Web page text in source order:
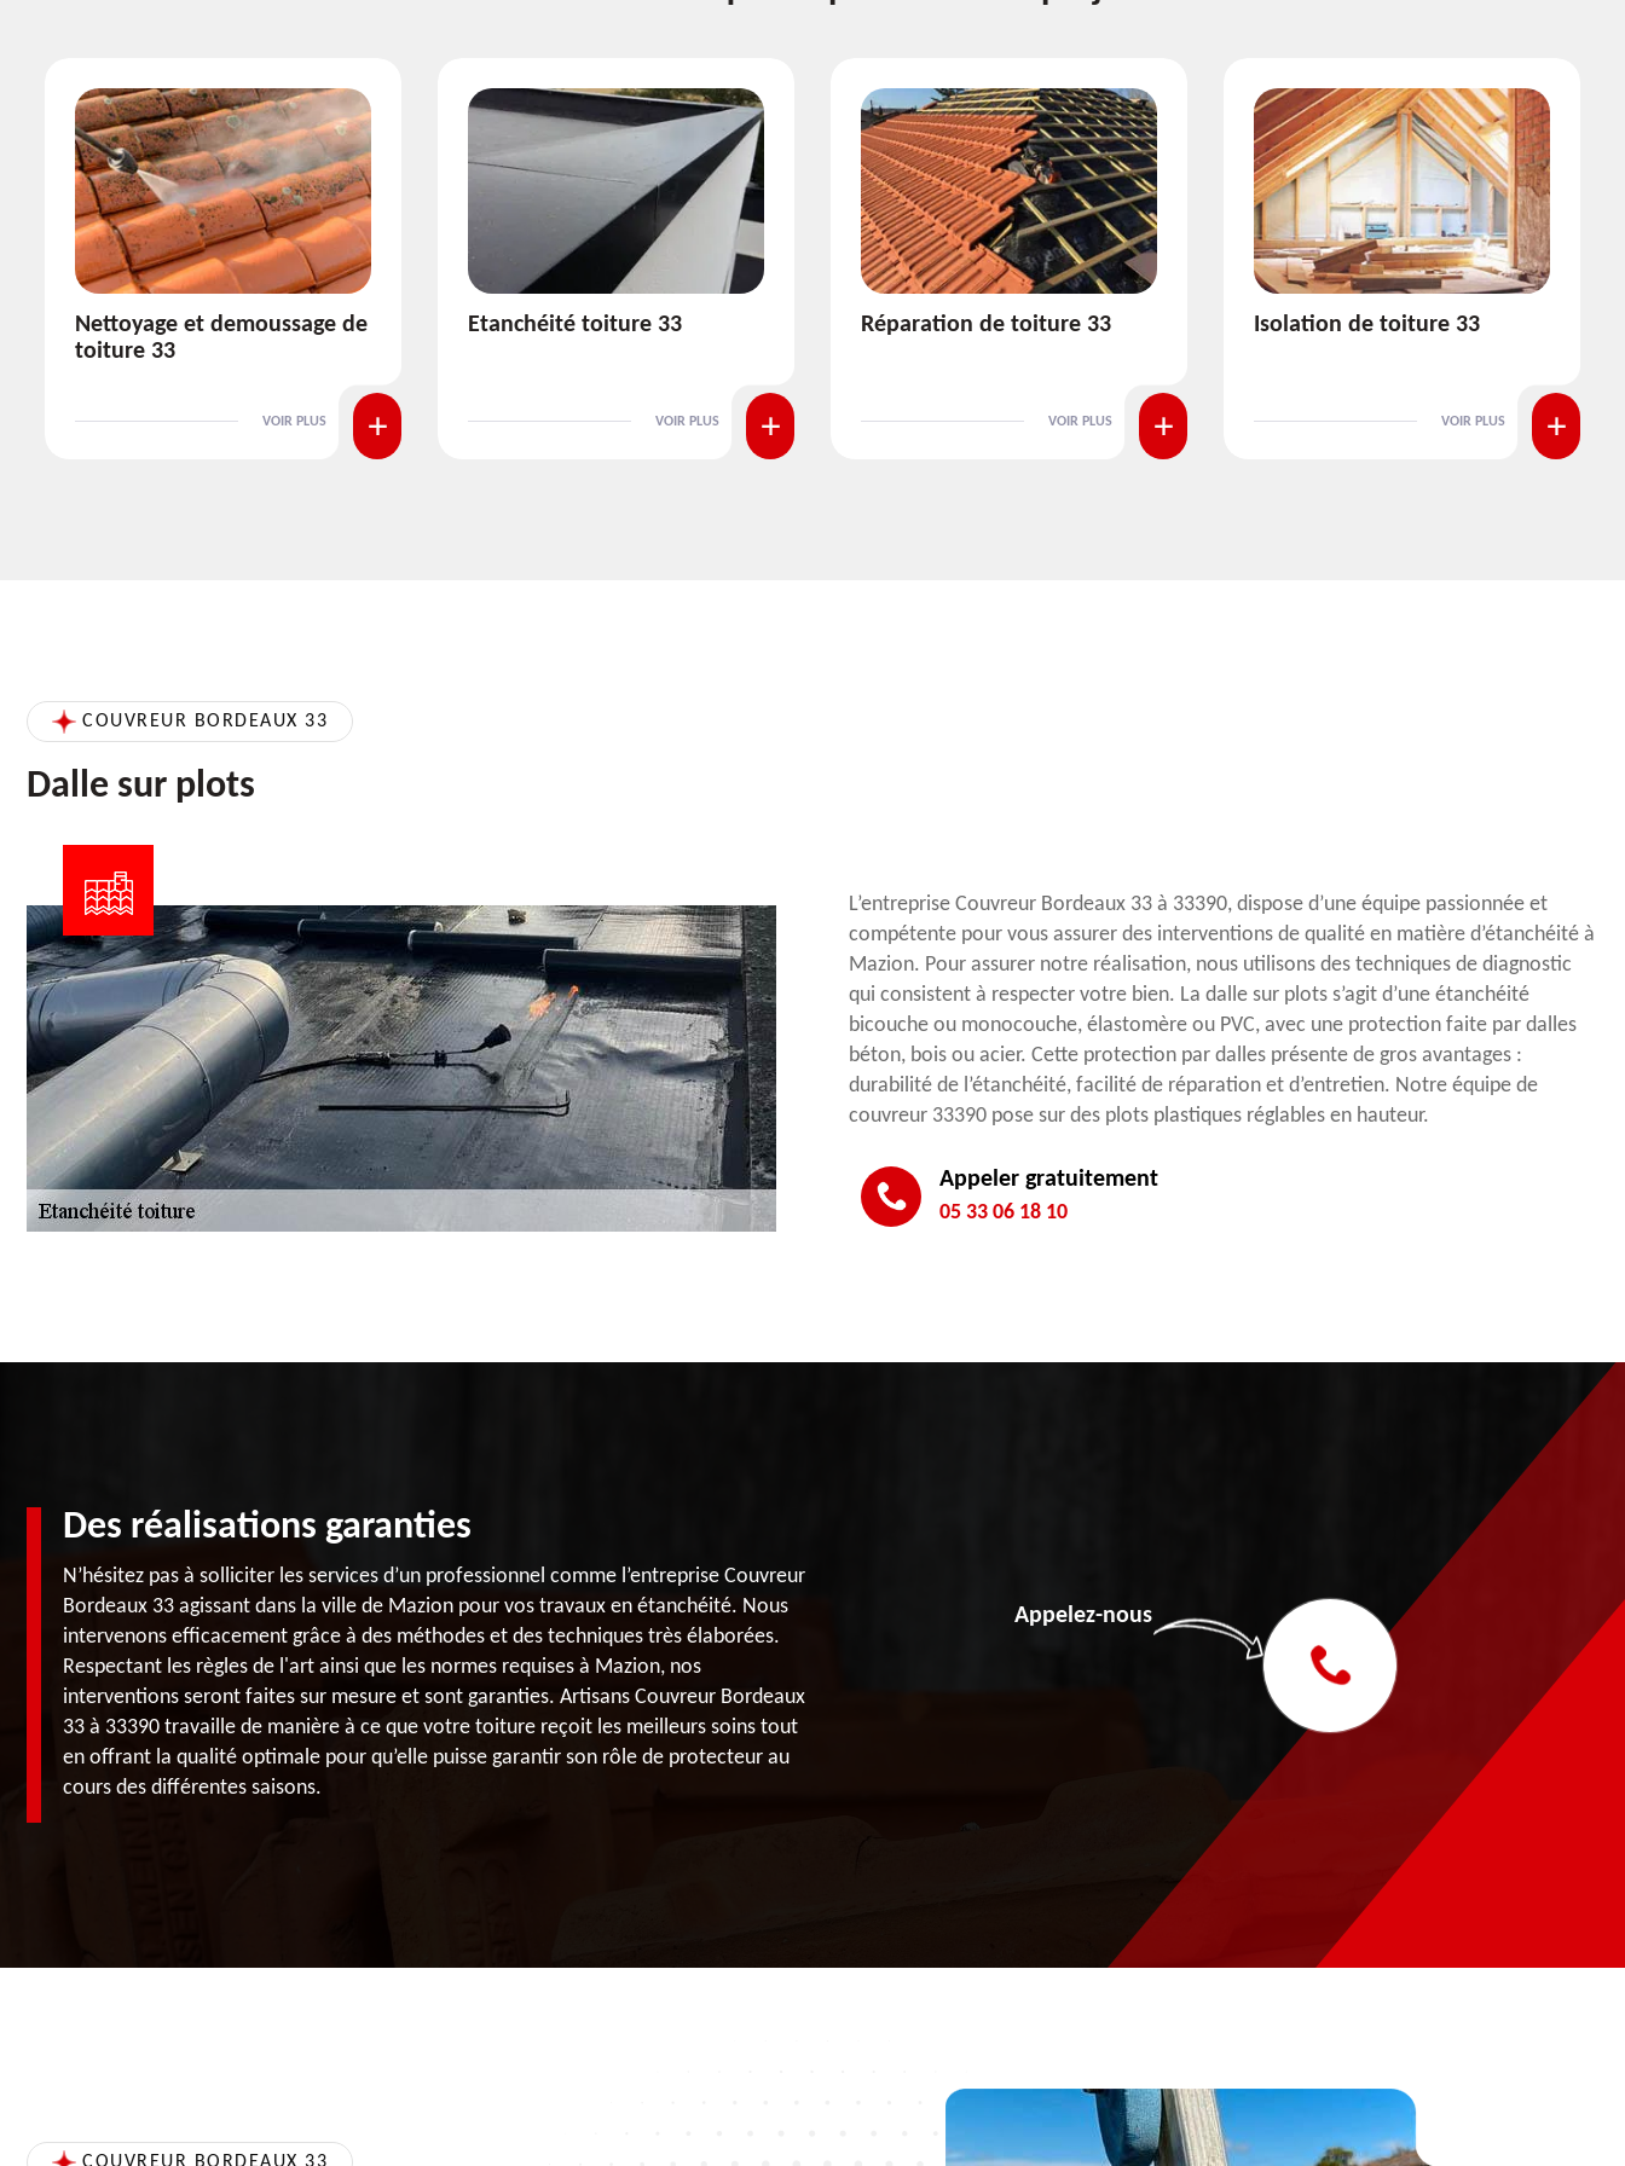
Etanchéité toiture 33
VOIR PLUS
Réparation de toiture 33
VOIR PLUS
Isolation de toiture 33
VOIR PLUS
Pose et nettoyage de
VOIR PLUS
COUVREUR BORDEAUX 33
Dalle sur plots
L’entreprise Couvreur Bordeaux 33 à 33390, dispose d’une équipe passionnée et
compétente pour vous assurer des interventions de qualité en matière d’étanchéité à
Mazion. Pour assurer notre réalisation, nous utilisons des techniques de diagnostic
qui consistent à respecter votre bien. La dalle sur plots s’agit d’une étanchéité
bicouche ou monocouche, élastomère ou PVC, avec une protection faite par dalles
béton, bois ou acier. Cette protection par dalles présente de gros avantages :
durabilité de l’étanchéité, facilité de réparation et d’entretien. Notre équipe de
couvreur 33390 pose sur des plots plastiques réglables en hauteur.
Appeler gratuitement
05 33 06 18 10
Des réalisations garanties
N’hésitez pas à solliciter les services d’un professionnel comme l’entreprise Couvreur
Bordeaux 33 agissant dans la ville de Mazion pour vos travaux en étanchéité. Nous
intervenons efficacement grâce à des méthodes et des techniques très élaborées.
Respectant les règles de l'art ainsi que les normes requises à Mazion, nos
interventions seront faites sur mesure et sont garanties. Artisans Couvreur Bordeaux
33 à 33390 travaille de manière à ce que votre toiture reçoit les meilleurs soins tout
en offrant la qualité optimale pour qu’elle puisse garantir son rôle de protecteur au
cours des différentes saisons.
Appelez-nous